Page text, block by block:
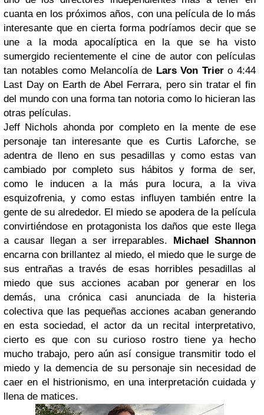
cuanta en los próximos años, con una película de lo más
interesante que en cierta forma podríamos decir que se
une a la moda apocalíptica en la que se ha visto
sumergido recientemente el cine de autor con películas
tan notables como Melancolía de Lars Von Triero 4:44
Last Day on Earth de Abel Ferrara, pero sin tratar el fin
del mundo con una forma tan notoria como lo hicieran las
otras películas.
Jeff Nichols ahonda por completo en la mente de ese
personaje tan interesante que es Curtis Laforche, se
adentra de lleno en sus pesadillas y como estas van
cambiado por completo sus hábitos y forma de ser,
como le inducen a la más pura locura, a la viva
esquizofrenia, y como estas influyen también entre la
gente de su alrededor. El miedo se apodera de la película
convirtiéndose en protagonista los daños que este llega
a causar llegan a ser irreparables. Michael Shannon
encarna con brillantez al miedo, el miedo que le surge de
sus entrañas a través de esas horribles pesadillas al
miedo que sus acciones acaban por generar en los
demás, una crónica casi anunciada de la histeria
colectiva que las pequeñas acciones acaban generando
en esta sociedad, el actor da un recital interpretativo,
cierto es que con su curioso rostro tiene ya hecho
mucho trabajo, pero aún así consigue transmitir todo el
miedo y la demencia de su personaje sin necesidad de
caer en el histrionismo, en una interpretación cuidada y
llena de matices.